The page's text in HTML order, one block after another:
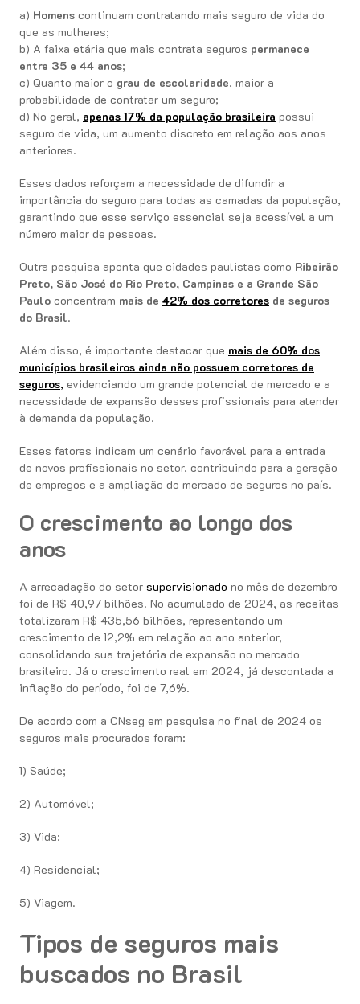
a) Homens continuam contratando mais seguro de vida do
que as mulheres;
b) A faixa etária que mais contrata seguros permanece
entre 35 e 44 anos;
c) Quanto maior o grau de escolaridade, maior a
probabilidade de contratar um seguro;
d) No geral, apenas 17% da população brasileira possui
seguro de vida, um aumento discreto em relação aos anos
anteriores.
Esses dados reforçam a necessidade de difundir a
importância do seguro para todas as camadas da população,
garantindo que esse serviço essencial seja acessível a um
número maior de pessoas.
Outra pesquisa aponta que cidades paulistas como Ribeirão
Preto, São José do Rio Preto, Campinas e a Grande São
Paulo concentram mais de 42% dos corretores de seguros
do Brasil.
Além disso, é importante destacar que mais de 60% dos
municípios brasileiros ainda não possuem corretores de
seguros, evidenciando um grande potencial de mercado e a
necessidade de expansão desses profissionais para atender
à demanda da população.
Esses fatores indicam um cenário favorável para a entrada
de novos profissionais no setor, contribuindo para a geração
de empregos e a ampliação do mercado de seguros no país.
O crescimento ao longo dos
anos
A arrecadação do setor supervisionado no mês de dezembro
foi de R$ 40,97 bilhões. No acumulado de 2024, as receitas
totalizaram R$ 435,56 bilhões, representando um
crescimento de 12,2% em relação ao ano anterior,
consolidando sua trajetória de expansão no mercado
brasileiro. Já o crescimento real em 2024, já descontada a
inflação do período, foi de 7,6%.
De acordo com a CNseg em pesquisa no final de 2024 os
seguros mais procurados foram:
1) Saúde;
2) Automóvel;
3) Vida;
4) Residencial;
5) Viagem.
Tipos de seguros mais
buscados no Brasil